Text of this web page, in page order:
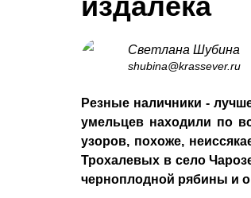
Светлана Шубина
shubina@krassever.ru
Резные наличники -
умельцев находили по
узоров, похоже,
Трохалевых в село
черноплодной рябины и